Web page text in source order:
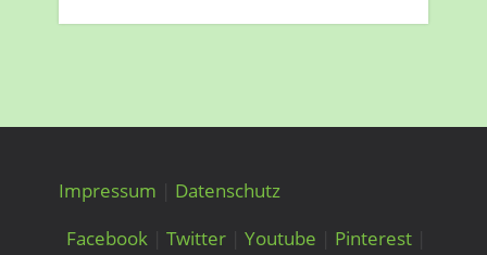
Impressum
Datenschutz
Facebook| Twitter| Youtube Pinterest|